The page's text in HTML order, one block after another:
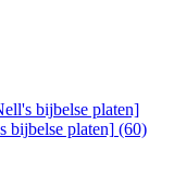
bijbelse platen] (60)